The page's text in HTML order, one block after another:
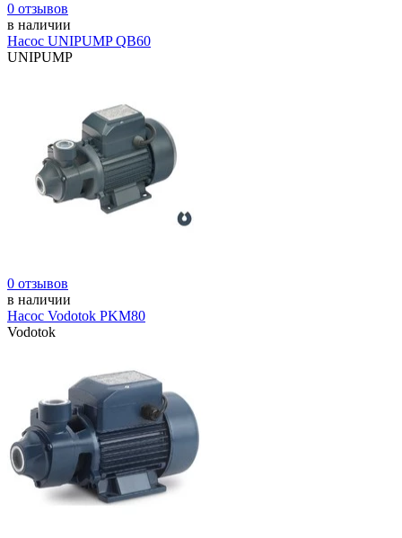
0 отзывов
в наличии
Насос UNIPUMP QB60
UNIPUMP
0 отзывов
в наличии
Насос Vodotok PKM80
Vodotok